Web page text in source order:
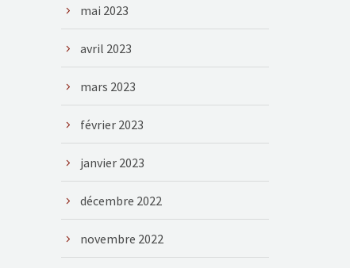
mai 2023
avril 2023
mars 2023
février 2023
janvier 2023
décembre 2022
novembre 2022